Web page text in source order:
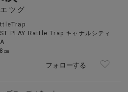
ツグ
PLAY Rattle Trap キャナルシティ
㎝
フォローする